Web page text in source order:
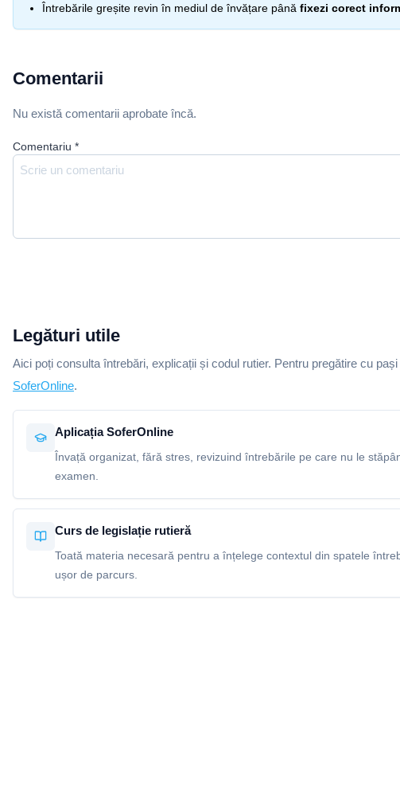
Întrebările greșite revin în mediul de învățare până fixezi corect
Comentarii
Nu există comentarii aprobate încă.
Comentariu *
Legături utile
Aici poți consulta întrebări, explicații și codul rutier. Pentru pregătire cu
SoferOnline.
Aplicația SoferOnline
Învață organizat, fără stres, revizuind întrebările pe care nu le
examen.
Curs de legislație rutieră
Toată materia necesară pentru a înțelege contextul din spatele
ușor de parcurs.